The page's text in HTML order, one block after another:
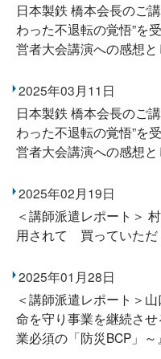
日本製鉄 橋本会長のご
わった不退転の覚悟”を
営者大会講演への感想
2025年03月11日
日本製鉄 橋本会長のご
わった不退転の覚悟”を
営者大会講演への感想
2025年02月19日
＜講師派遣レポート＞
用されて 買っていただ
2025年01月28日
＜講師派遣レポート＞
命を守り事業を継続さ
業必須の「防災BCP」～